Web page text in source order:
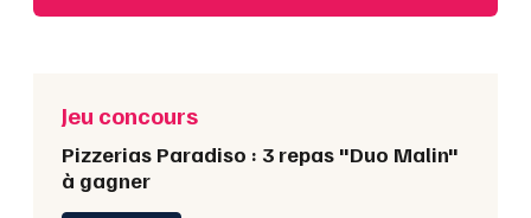
Jeu concours
Pizzerias Paradiso : 3 repas "Duo Malin"
à gagner